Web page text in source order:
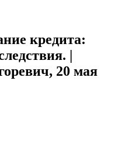
кредита:
|
20 мая